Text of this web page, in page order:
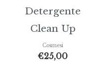
Detergente
Clean Up
Cosmesi
€25,00